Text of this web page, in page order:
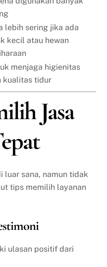
lebih sering jika ada
kecil atau hewan
menjaga higienitas
kualitas tidur
Jasa
luar sana, namun tidak
tips memilih layanan
ulasan positif dari